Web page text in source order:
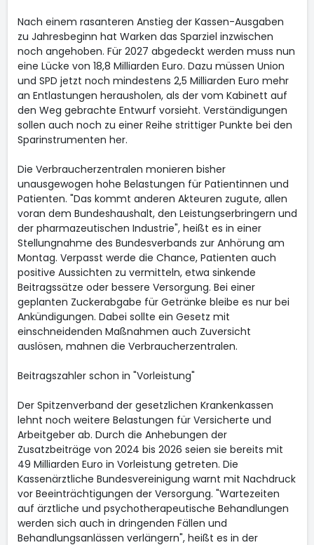
Nach einem rasanteren Anstieg der Kassen-Ausgaben
zu Jahresbeginn hat Warken das Sparziel inzwischen
noch angehoben. Für 2027 abgedeckt werden muss nun
eine Lücke von 18,8 Milliarden Euro. Dazu müssen Union
und SPD jetzt noch mindestens 2,5 Milliarden Euro mehr
an Entlastungen herausholen, als der vom Kabinett auf
den Weg gebrachte Entwurf vorsieht. Verständigungen
sollen auch noch zu einer Reihe strittiger Punkte bei den
Sparinstrumenten her.
Die Verbraucherzentralen monieren bisher
unausgewogen hohe Belastungen für Patientinnen und
Patienten. "Das kommt anderen Akteuren zugute, allen
voran dem Bundeshaushalt, den Leistungserbringern und
der pharmazeutischen Industrie", heißt es in einer
Stellungnahme des Bundesverbands zur Anhörung am
Montag. Verpasst werde die Chance, Patienten auch
positive Aussichten zu vermitteln, etwa sinkende
Beitragssätze oder bessere Versorgung. Bei einer
geplanten Zuckerabgabe für Getränke bleibe es nur bei
Ankündigungen. Dabei sollte ein Gesetz mit
einschneidenden Maßnahmen auch Zuversicht
auslösen, mahnen die Verbraucherzentralen.
Beitragszahler schon in "Vorleistung"
Der Spitzenverband der gesetzlichen Krankenkassen
lehnt noch weitere Belastungen für Versicherte und
Arbeitgeber ab. Durch die Anhebungen der
Zusatzbeiträge von 2024 bis 2026 seien sie bereits mit
49 Milliarden Euro in Vorleistung getreten. Die
Kassenärztliche Bundesvereinigung warnt mit Nachdruck
vor Beeinträchtigungen der Versorgung. "Wartezeiten
auf ärztliche und psychotherapeutische Behandlungen
werden sich auch in dringenden Fällen und
Behandlungsanlässen verlängern", heißt es in der